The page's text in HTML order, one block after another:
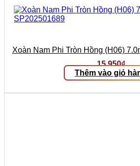
Xoàn Nam Phi Tròn Hồng (H06)
15.950₫
Thêm vào giỏ